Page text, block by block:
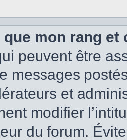
que mon rang
peuvent être
messages
et
modifier
du forum.